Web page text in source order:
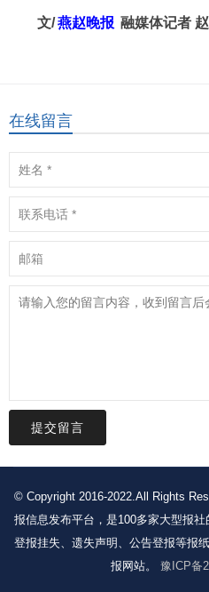
文/燕赵晚报 融媒体记者
在线留言
提交留言
© Copyright 2016-2022.All Rights
报信息发布平台，是100多家大型报
登报挂失、遗失声明、公告登报等报
报网站。 豫ICP备